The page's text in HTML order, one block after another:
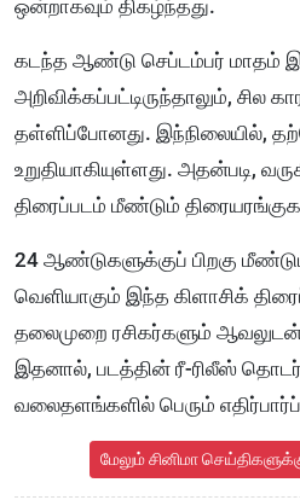
ஒன்றாகவும் திகழ்ந்தது.
கடந்த ஆண்டு செப்டம்பர் மாதம்
அறிவிக்கப்பட்டிருந்தாலும், சில
தள்ளிப்போனது. இந்நிலையில்,
உறுதியாகியுள்ளது. அதன்படி,
திரைப்படம் மீண்டும்
24 ஆண்டுகளுக்குப் பிறகு
வெளியாகும் இந்த கிளாசிக்
தலைமுறை ரசிகர்களும்
இதனால், படத்தின் ரீ-ரிலீஸ்
வலைதளங்களில் பெரும்
மேலும் சினிமா